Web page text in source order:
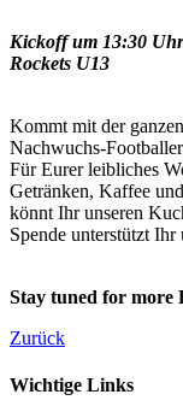
Kickoff um 13:30
Rockets U13
Kommt mit der
Nachwuchs-
Für Eurer leibliches
Getränken, Kaffee
könnt Ihr unseren
Spende unterstützt Ihr
Stay tuned for more
Zurück
Wichtige Links